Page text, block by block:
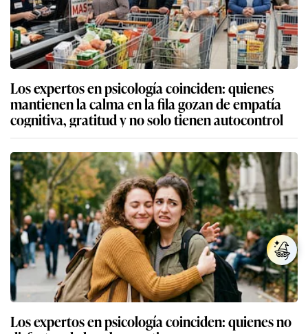
Los expertos en psicología coinciden: quienes
mantienen la calma en la fila gozan de empatía
cognitiva, gratitud y no solo tienen autocontrol
Los expertos en psicología coinciden: quienes no